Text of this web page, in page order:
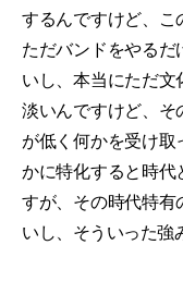
するんですけど、こ
ただバンドをやる
いし、本当にただ文
淡いんですけど、そ
が低く何かを受け
かに特化すると時代
すが、その時代特有
いし、そういった強